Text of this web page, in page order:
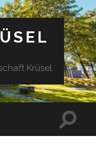
Krüsel